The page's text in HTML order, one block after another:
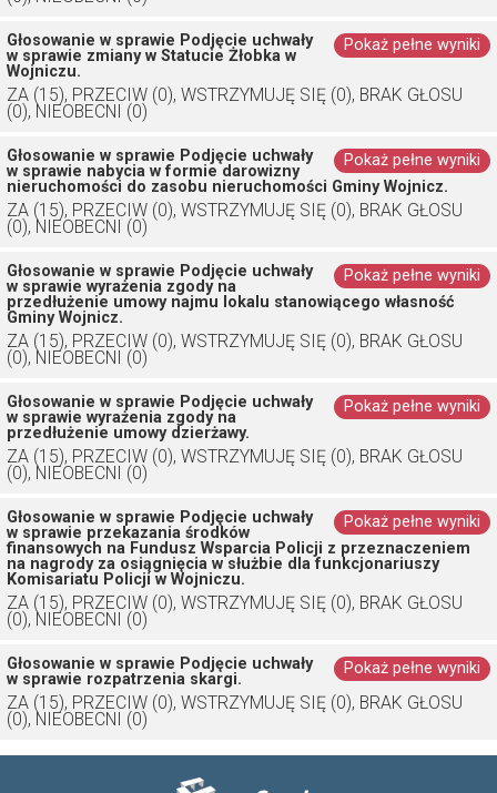
Pokaż pełne wyniki
Głosowanie w sprawie Podjęcie uchwały
w sprawie zmiany w Statucie Żłobka w
Wojniczu.
ZA (15), PRZECIW (0), WSTRZYMUJĘ SIĘ (0), BRAK GŁOSU
(0), NIEOBECNI (0)
Pokaż pełne wyniki
Głosowanie w sprawie Podjęcie uchwały
w sprawie nabycia w formie darowizny
nieruchomości do zasobu nieruchomości Gminy Wojnicz.
ZA (15), PRZECIW (0), WSTRZYMUJĘ SIĘ (0), BRAK GŁOSU
(0), NIEOBECNI (0)
Pokaż pełne wyniki
Głosowanie w sprawie Podjęcie uchwały
w sprawie wyrażenia zgody na
przedłużenie umowy najmu lokalu stanowiącego własność
Gminy Wojnicz.
ZA (15), PRZECIW (0), WSTRZYMUJĘ SIĘ (0), BRAK GŁOSU
(0), NIEOBECNI (0)
Pokaż pełne wyniki
Głosowanie w sprawie Podjęcie uchwały
w sprawie wyrażenia zgody na
przedłużenie umowy dzierżawy.
ZA (15), PRZECIW (0), WSTRZYMUJĘ SIĘ (0), BRAK GŁOSU
(0), NIEOBECNI (0)
Pokaż pełne wyniki
Głosowanie w sprawie Podjęcie uchwały
w sprawie przekazania środków
finansowych na Fundusz Wsparcia Policji z przeznaczeniem
na nagrody za osiągnięcia w służbie dla funkcjonariuszy
Komisariatu Policji w Wojniczu.
ZA (15), PRZECIW (0), WSTRZYMUJĘ SIĘ (0), BRAK GŁOSU
(0), NIEOBECNI (0)
Pokaż pełne wyniki
Głosowanie w sprawie Podjęcie uchwały
w sprawie rozpatrzenia skargi.
ZA (15), PRZECIW (0), WSTRZYMUJĘ SIĘ (0), BRAK GŁOSU
(0), NIEOBECNI (0)